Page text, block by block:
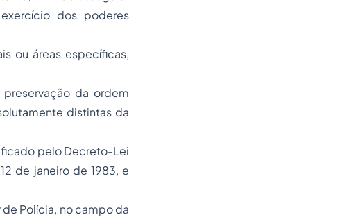
dos poderes
ou áreas específicas,
da ordem
distintas da
pelo Decreto-Lei
de janeiro de 1983, e
Polícia, no campo da